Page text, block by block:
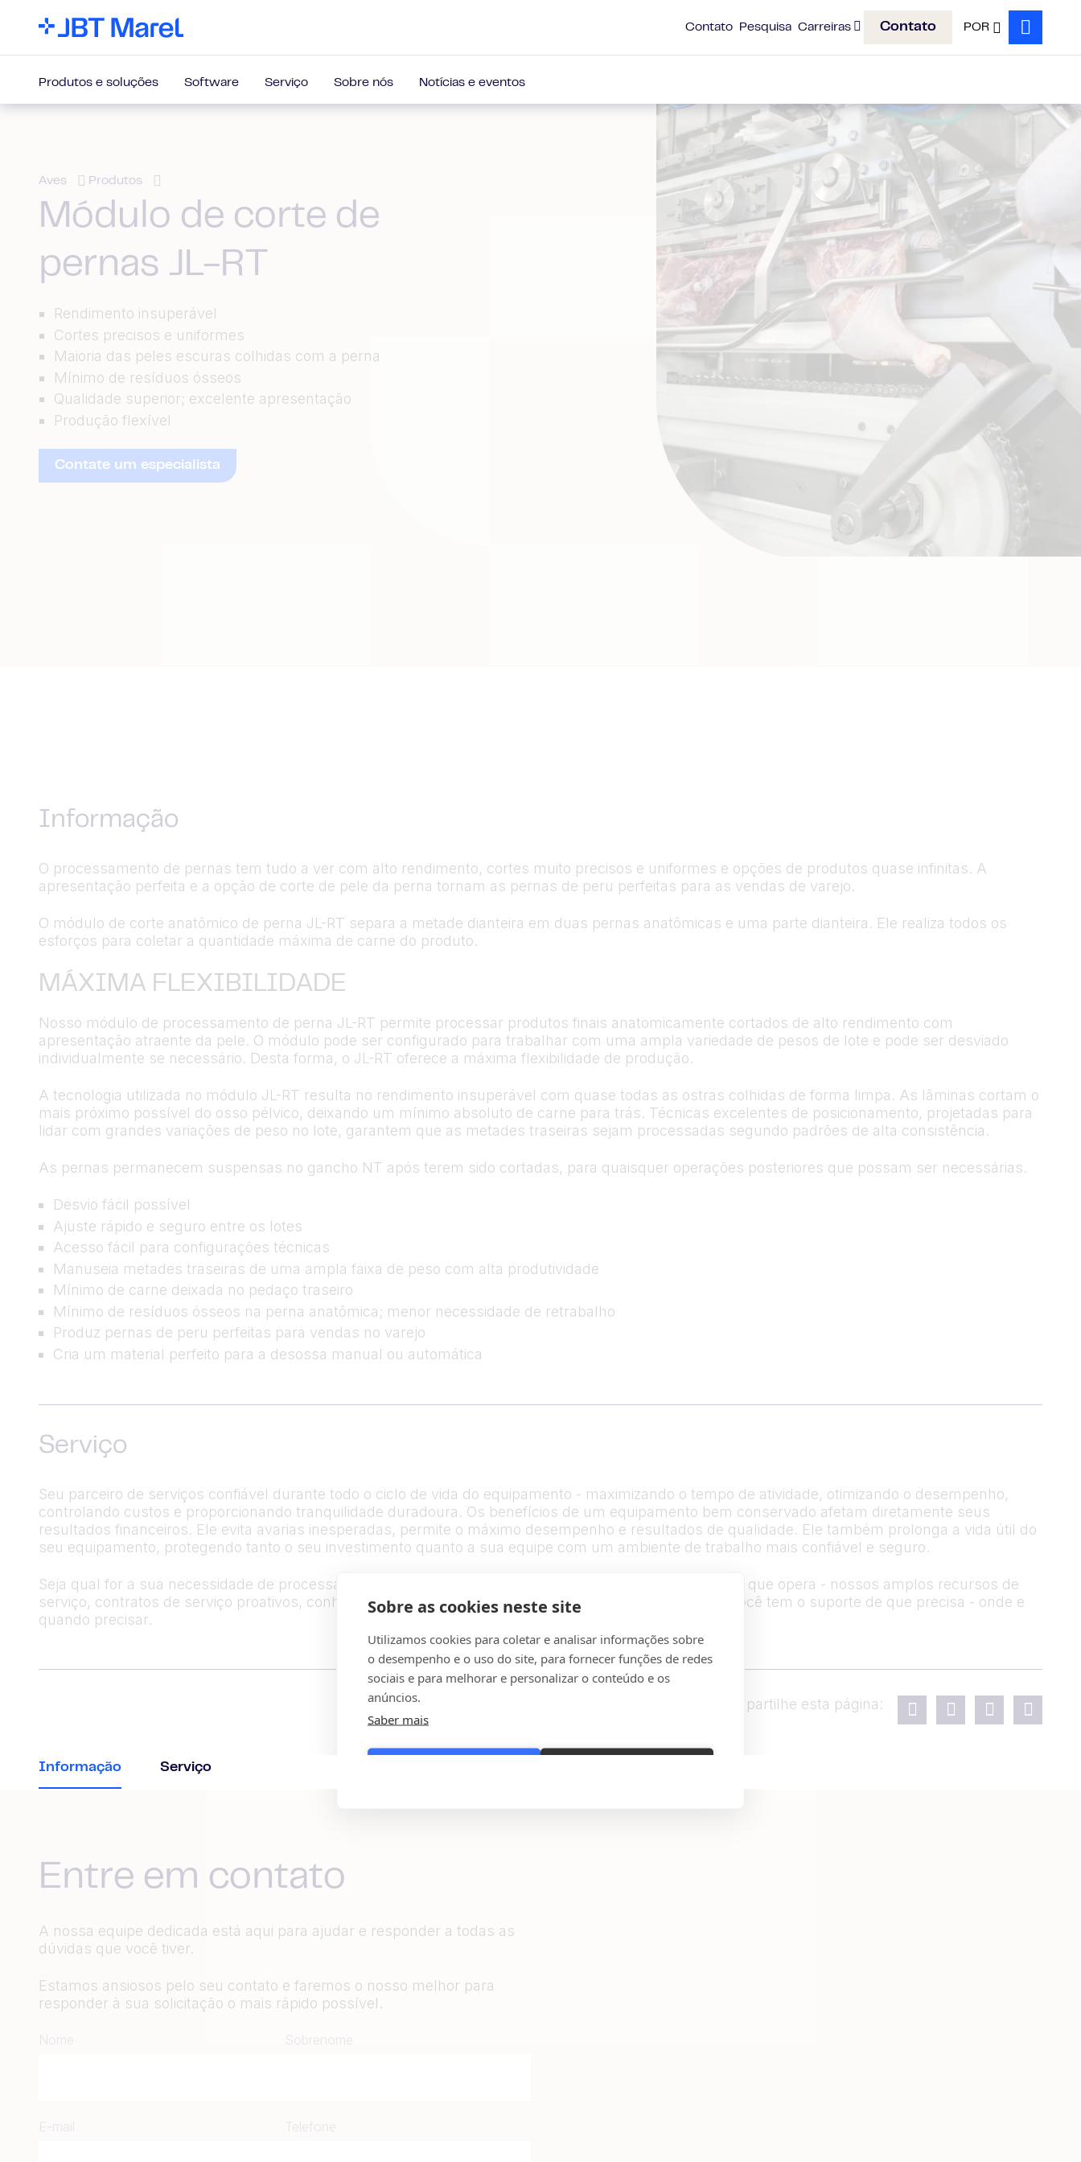
Sobre as cookies neste site
Utilizamos cookies para coletar e analisar informações sobre
o desempenho e o uso do site, para fornecer funções de redes
sociais e para melhorar e personalizar o conteúdo e os
anúncios.
Saber mais
Contato Pesquisa Carreiras Contato POR
Search
Produtos e soluções Software Serviço Sobre nós Notícias e eventos
Aves Produtos
Módulo de corte de
pernas JL-RT
Rendimento insuperável
Cortes precisos e uniformes
Maioria das peles escuras colhidas com a perna
Mínimo de resíduos ósseos
Qualidade superior; excelente apresentação
Produção flexível
Contate um especialista
Informação Serviço
Informação
O processamento de pernas tem tudo a ver com alto rendimento, cortes muito precisos e uniformes e opções de produtos quase infinitas. A
apresentação perfeita e a opção de corte de pele da perna tornam as pernas de peru perfeitas para as vendas de varejo.
O módulo de corte anatômico de perna JL-RT separa a metade dianteira em duas pernas anatômicas e uma parte dianteira. Ele realiza todos os
esforços para coletar a quantidade máxima de carne do produto.
MÁXIMA FLEXIBILIDADE
Nosso módulo de processamento de perna JL-RT permite processar produtos finais anatomicamente cortados de alto rendimento com
apresentação atraente da pele. O módulo pode ser configurado para trabalhar com uma ampla variedade de pesos de lote e pode ser desviado
individualmente se necessário. Desta forma, o JL-RT oferece a máxima flexibilidade de produção.
A tecnologia utilizada no módulo JL-RT resulta no rendimento insuperável com quase todas as ostras colhidas de forma limpa. As lâminas cortam o
mais próximo possível do osso pélvico, deixando um mínimo absoluto de carne para trás. Técnicas excelentes de posicionamento, projetadas para
lidar com grandes variações de peso no lote, garantem que as metades traseiras sejam processadas segundo padrões de alta consistência.
As pernas permanecem suspensas no gancho NT após terem sido cortadas, para quaisquer operações posteriores que possam ser necessárias.
Desvio fácil possível
Ajuste rápido e seguro entre os lotes
Acesso fácil para configurações técnicas
Manuseia metades traseiras de uma ampla faixa de peso com alta produtividade
Mínimo de carne deixada no pedaço traseiro
Mínimo de resíduos ósseos na perna anatômica; menor necessidade de retrabalho
Produz pernas de peru perfeitas para vendas no varejo
Cria um material perfeito para a desossa manual ou automática
Serviço
Seu parceiro de serviços confiável durante todo o ciclo de vida do equipamento - maximizando o tempo de atividade, otimizando o desempenho,
controlando custos e proporcionando tranquilidade duradoura. Os benefícios de um equipamento bem conservado afetam diretamente seus
resultados financeiros. Ele evita avarias inesperadas, permite o máximo desempenho e resultados de qualidade. Ele também prolonga a vida útil do
seu equipamento, protegendo tanto o seu investimento quanto a sua equipe com um ambiente de trabalho mais confiável e seguro.
Seja qual for a sua necessidade de processamento - desde os produtos que você utiliza até a escala em que opera - nossos amplos recursos de
serviço, contratos de serviço proativos, conhecimento especializado e ampla cobertura significam que você tem o suporte de que precisa - onde e
quando precisar.
Compartilhe esta página:
Entre em contato
A nossa equipe dedicada está aqui para ajudar e responder a todas as
dúvidas que você tiver.
Estamos ansiosos pelo seu contato e faremos o nosso melhor para
responder à sua solicitação o mais rápido possível.
Sobrenome